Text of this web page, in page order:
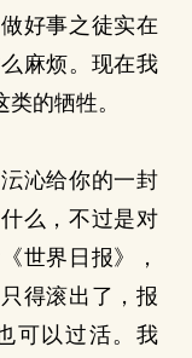
好事之徒实在
麻烦。现在我
的牺牲。
沁给你的一封
么，不过是对
世界日报》，
得滚出了，报
可以过活。我